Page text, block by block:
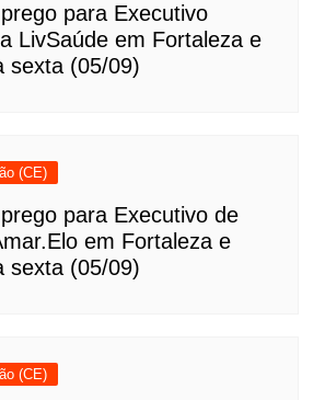
para Executivo
LivSaúde em Fortaleza e
sexta (05/09)
(CE)
para Executivo de
em Fortaleza e
sexta (05/09)
(CE)